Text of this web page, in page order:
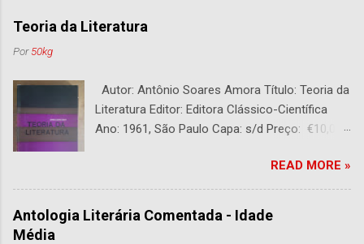
Teoria da Literatura
Por50kg
Autor: Antônio Soares Amora Título: Teoria da
Literatura Editor: Editora Clássico-Científica
Ano: 1961, São Paulo Capa: s/d Preço: €10,00
READ MORE »
Antologia Literária Comentada - Idade
Média